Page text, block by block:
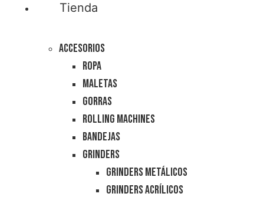
Tienda
Accesorios
Ropa
Maletas
Gorras
Rolling Machines
Bandejas
Grinders
Grinders Metálicos
Grinders Acrílicos